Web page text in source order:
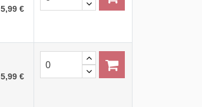
5,99 €
5,99 €